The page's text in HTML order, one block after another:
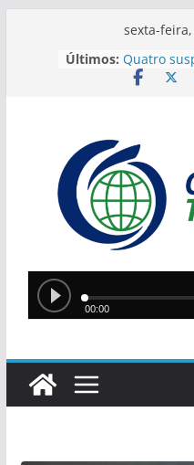
sexta-
Últimos: Quatro
arsenal
Gaspar
Homem
dentro do
crime
política de
Ciro